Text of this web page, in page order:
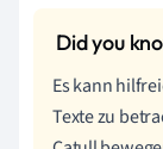
Es kann
Texte zu